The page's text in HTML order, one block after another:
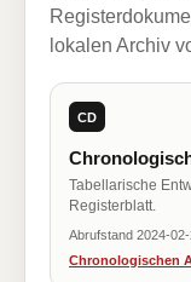
lokalen Archiv
CD
Tabellarische
Registerblatt.
Abrufstand 2024-
Chronologischen